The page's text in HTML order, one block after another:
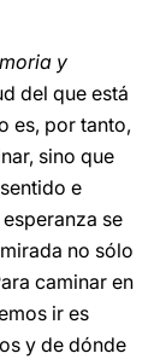
y
del que está
es, por tanto,
sino que
e
se
no sólo
caminar en
ir es
y de dónde